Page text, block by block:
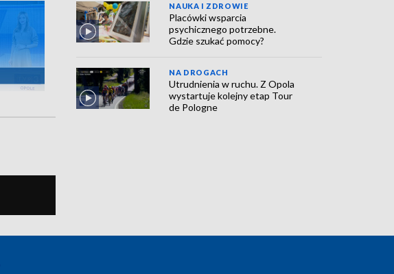
NAUKA I ZDROWIE
Placówki wsparcia
psychicznego potrzebne.
Gdzie szukać pomocy?
NA DROGACH
Utrudnienia w ruchu. Z Opola
wystartuje kolejny etap Tour
de Pologne